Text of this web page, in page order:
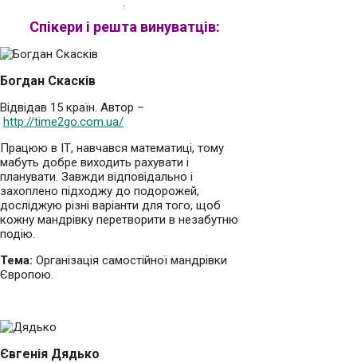
Спікери і решта винуватців:
Богдан Скасків
Відвідав 15 країн. Автор –
http://time2go.com.ua/
Працюю в ІТ, навчався математиці, тому
мабуть добре виходить рахувати і
планувати. Завжди відповідально і
захоплено підходжу до подорожей,
досліджую різні варіанти для того, щоб
кожну мандрівку перетворити в незабутню
подію.
Тема: Організація самостійної мандрівки
Європою.
Євгенія Дядько